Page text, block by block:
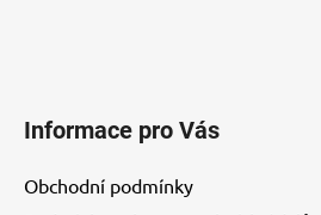
Informace pro Vás
Obchodní podmínky